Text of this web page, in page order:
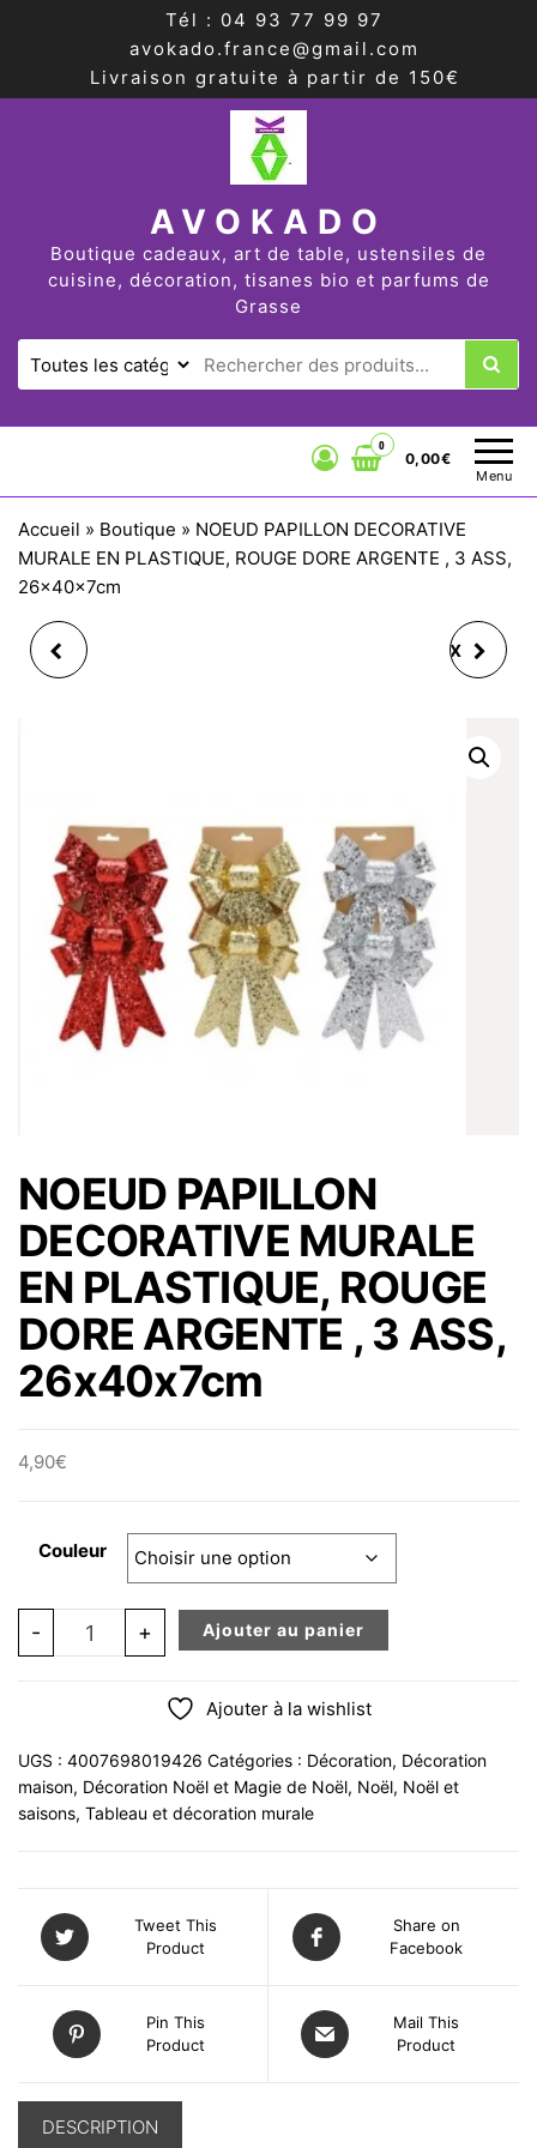
Tél : 04 93 77 99 97
avokado.france@gmail.com
Livraison gratuite à partir de 150€
AVOKADO
Boutique cadeaux, art de table, ustensiles de
cuisine, décoration, tisanes bio et parfums de
Grasse
Menu
0
0,00€
Accueil » Boutique » NOEUD PAPILLON DECORATIVE
MURALE EN PLASTIQUE, ROUGE DORE ARGENTE , 3 ASS,
26x40x7cm
ROSE 1,2 L 25X16.1X7.2
CM
GIFT BOX JOIE + BO1X
BLUMENVASE PORZ. 3-
F. S. FLEUR VASE
NOEUD PAPILLON
DECORATIVE MURALE
EN PLASTIQUE, ROUGE
DORE ARGENTE , 3 ASS,
26x40x7cm
4,90€
Couleur
- quantité de NOEUD PAPILLON DECORATIVE MURALE
+ Ajouter au panier
Ajouter à la wishlist
UGS : 4007698019426 Catégories : Décoration, Décoration
maison, Décoration Noël et Magie de Noël, Noël, Noël et
saisons, Tableau et décoration murale
Tweet This
Product
Share on
Facebook
Pin This
Product
Mail This
Product
DESCRIPTION